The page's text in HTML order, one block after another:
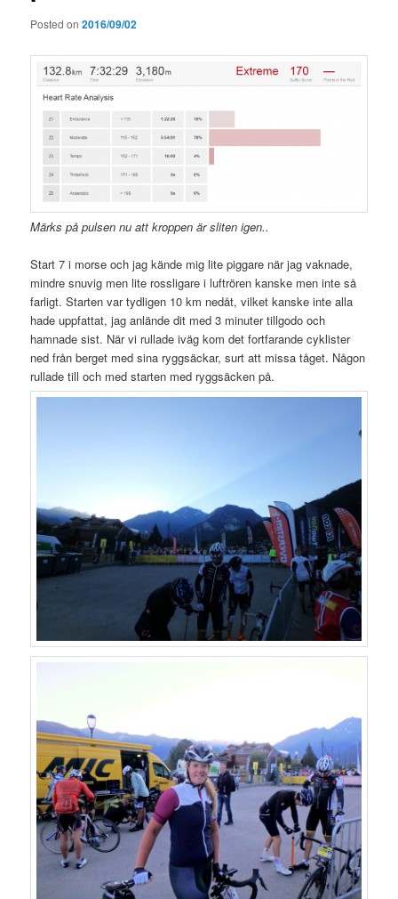
Posted on2016/09/02
Märks på pulsen nu att kroppen är sliten igen..
Start 7 i morse och jag kände mig lite piggare när jag vaknade,
mindre snuvig men lite rossligare i luftrören kanske men inte så
farligt. Starten var tydligen 10 km nedåt, vilket kanske inte alla
hade uppfattat, jag anlände dit med 3 minuter tillgodo och
hamnade sist. När vi rullade iväg kom det fortfarande cyklister
ned från berget med sina ryggsäckar, surt att missa tåget. Någon
rullade till och med starten med ryggsäcken på.